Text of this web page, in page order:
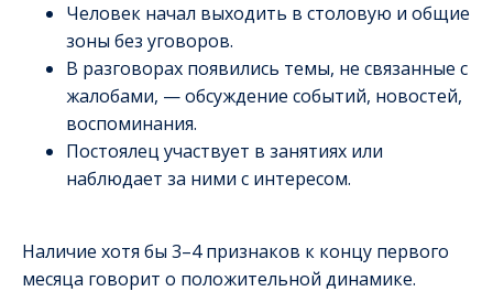
Человек начал выходить в столовую и общие
зоны без уговоров.
В разговорах появились темы, не связанные с
жалобами, — обсуждение событий, новостей,
воспоминания.
Постоялец участвует в занятиях или
наблюдает за ними с интересом.
Наличие хотя бы 3–4 признаков к концу первого
месяца говорит о положительной динамике.